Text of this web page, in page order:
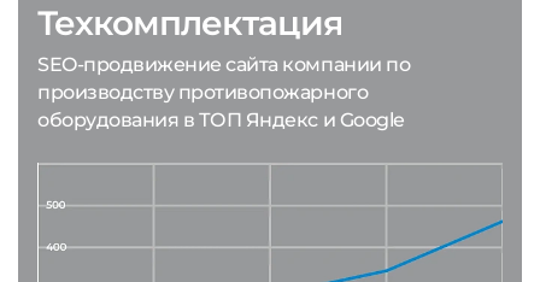
Техкомплектация
SEO-продвижение сайта компании по
производству противопожарного
оборудования в ТОП Яндекс и Google